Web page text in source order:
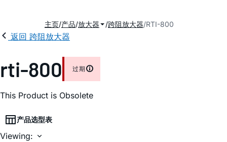
主页 产品 放大器 跨阻放大器 RTI-800
返回 跨阻放大器
rti-800 过期
This Product is Obsolete
产品选型表
Viewing: